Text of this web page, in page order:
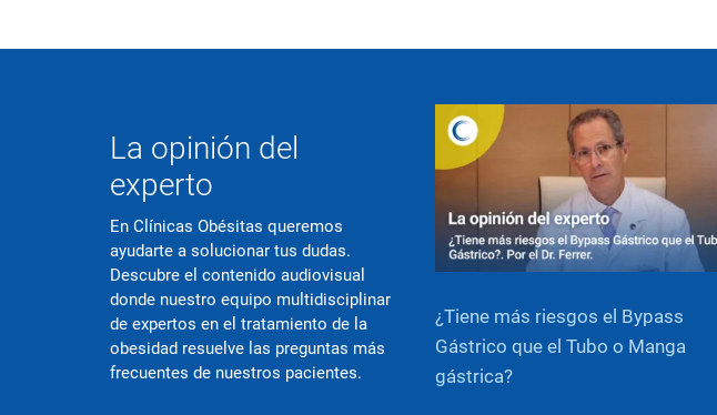
La opinión del
experto
En Clínicas Obésitas queremos
ayudarte a solucionar tus dudas.
Descubre el contenido audiovisual
donde nuestro equipo multidisciplinar
de expertos en el tratamiento de la
obesidad resuelve las preguntas más
frecuentes de nuestros pacientes.
¿Tiene más riesgos el Bypass
Gástrico que el Tubo o Manga
gástrica?